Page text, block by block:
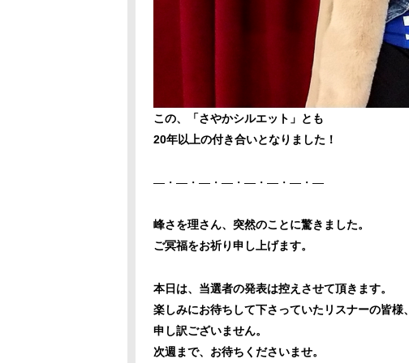
この、「さやかシルエット」とも
20年以上の付き合いとなりました！
―・―・―・―・―・―・―・―
峰さを理さん、突然のことに驚きました。
ご冥福をお祈り申し上げます。
本日は、当選者の発表は控えさせて頂きます。
楽しみにお待ちして下さっていたリスナーの皆様、
申し訳ございません。
次週まで、お待ちくださいませ。